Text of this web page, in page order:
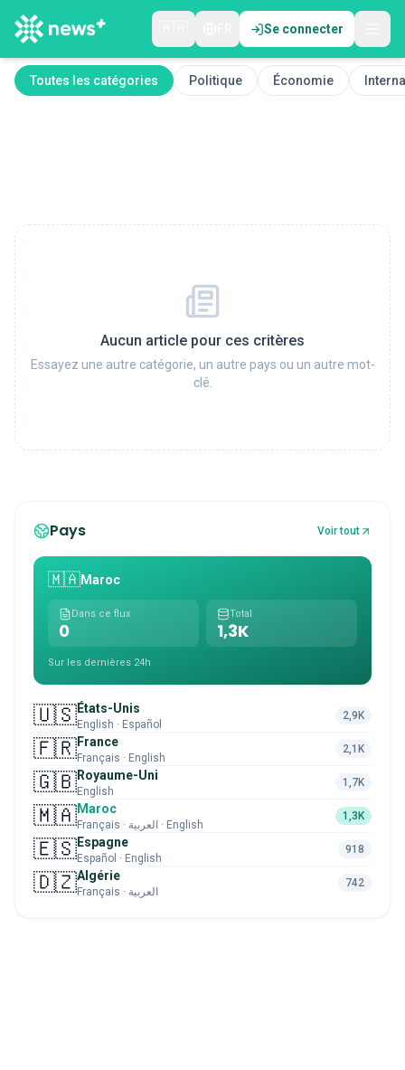
Se connecter
Toutes les catégories Politique Économie
Aucun article pour ces critères
Essayez une autre catégorie, un autre pays ou un autre mot-
clé.
Pays Voir tout
🇲🇦Maroc
Dans ce flux
0
Total
1,3K
Sur les dernières 24h
🇺🇸États-Unis
English · Español
2,9K
🇫🇷France
Français · English
2,1K
🇬🇧Royaume-Uni
English
1,7K
🇲🇦Maroc
Français · العربية · English
1,3K
🇪🇸Espagne
Español · English
918
🇩🇿Algérie
Français · العربية
742